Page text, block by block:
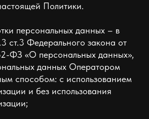
Политики.
персональных данных – в
ст.3 Федерального закона от
ФЗ «О персональных данных»,
данных Оператором
способом: с использованием
и без использования